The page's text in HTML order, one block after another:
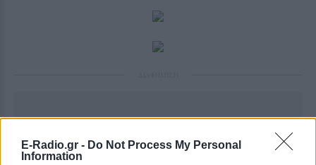
E-Radio.gr - Do Not Process My Personal
Information